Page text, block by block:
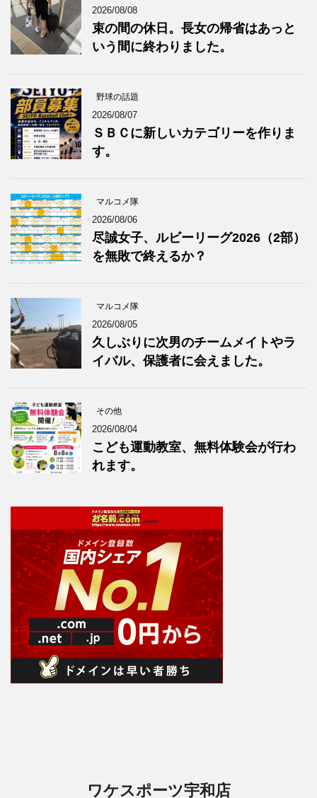
2026/08/08
束の間の休日。長女の帰省はあっと
いう間に終わりました。
野球の話題
2026/08/07
ＳＢＣに新しいカテゴリーを作りま
す。
マルコメ隊
2026/08/06
尽誠女子、ルビーリーグ2026（2部）
を無敗で終えるか？
マルコメ隊
2026/08/05
久しぶりに次男のチームメイトやラ
イバル、保護者に会えました。
その他
2026/08/04
こども運動教室、無料体験会が行わ
れます。
ワケスポーツ宇和店